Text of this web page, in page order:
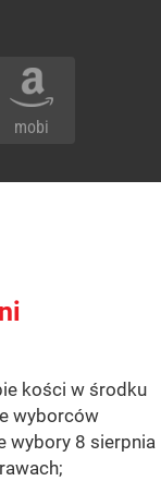
mobi
kości w środku
wyborców
wybory 8 sierpnia